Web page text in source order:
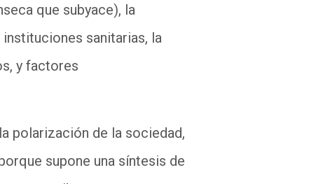
que subyace), la
sanitarias, la
y factores
polarización de la sociedad,
supone una síntesis de